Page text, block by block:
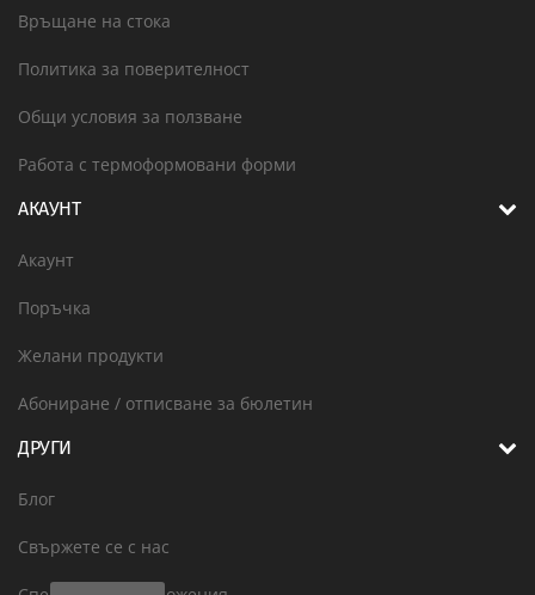
Връщане на стока
Политика за поверителност
Общи условия за ползване
Работа с термоформовани форми
АКАУНТ
Акаунт
Поръчка
Желани продукти
Абониране / отписване за бюлетин
ДРУГИ
Блог
Свържете се с нас